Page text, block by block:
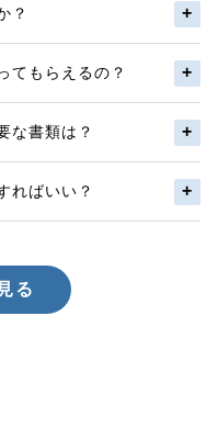
？
てもらえるの？
な書類は？
ればいい？
る